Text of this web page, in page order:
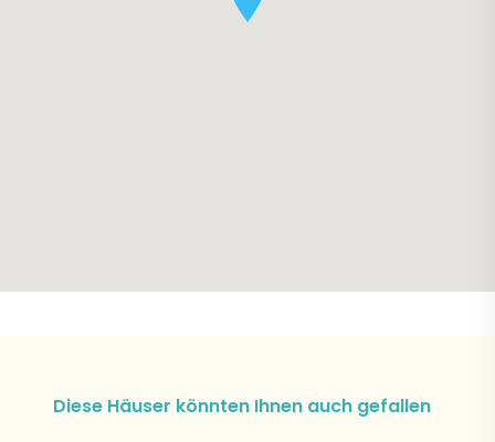
Diese Häuser könnten Ihnen auch gefallen